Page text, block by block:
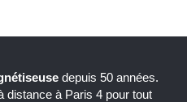
depuis 50 années.
distance à Paris 4 pour tout